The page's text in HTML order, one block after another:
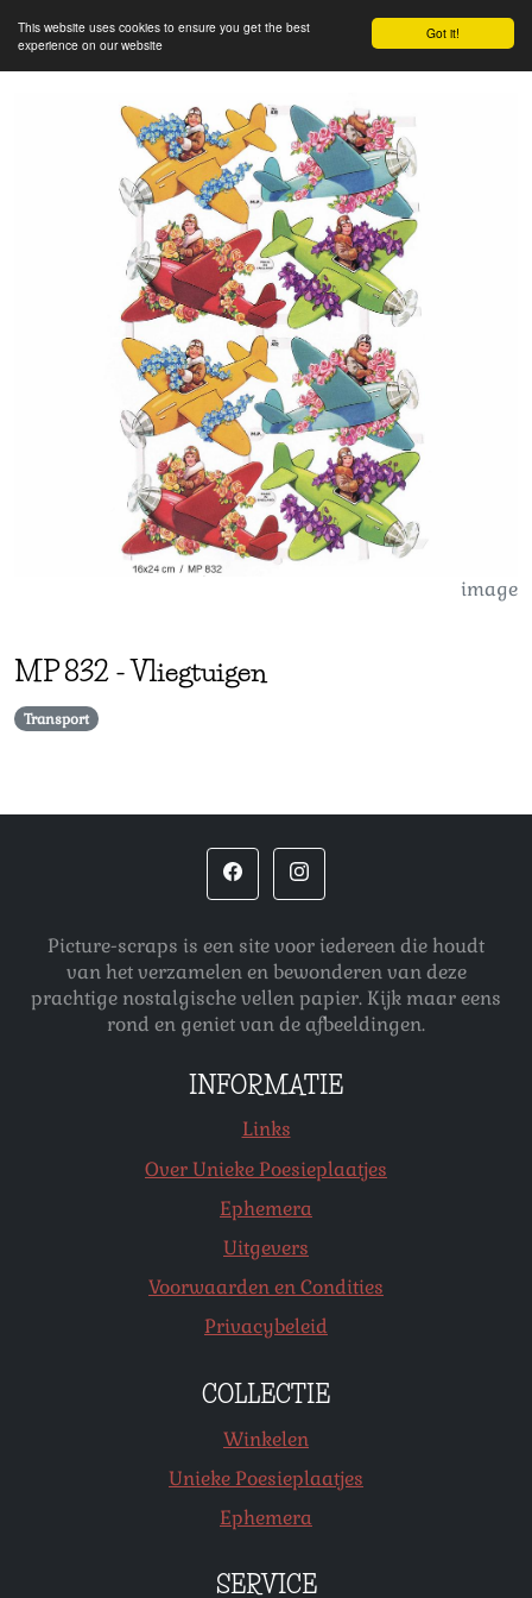
Got it!
This website uses cookies to ensure you get the best
experience on our website
image
MP832 -Vliegtuigen
Transport
Picture-scraps is een site voor iedereen die houdt
van het verzamelen en bewonderen van deze
prachtige nostalgische vellen papier. Kijk maar eens
rond en geniet van de afbeeldingen.
INFORMATIE
Links
Over Unieke Poesieplaatjes
Ephemera
Uitgevers
Voorwaarden en Condities
Privacybeleid
COLLECTIE
Winkelen
Unieke Poesieplaatjes
Ephemera
SERVICE